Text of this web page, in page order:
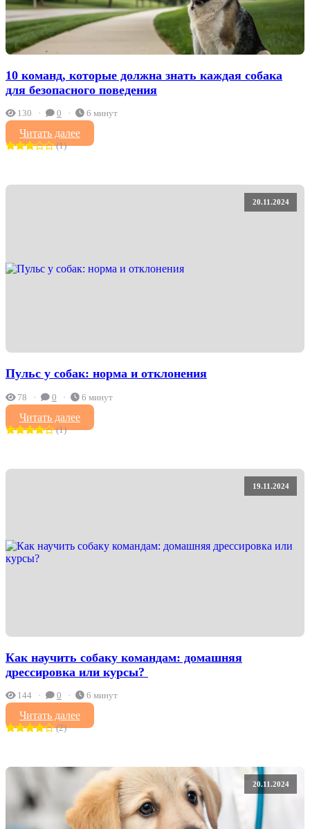
10 команд, которые должна знать каждая собака
для безопасного поведения
130 0 6 минут
Читать далее
(1)
20.11.2024
Пульс у собак: норма и отклонения
78 0 6 минут
Читать далее
(1)
19.11.2024
Как научить собаку командам: домашняя
дрессировка или курсы? ‍
144 0 6 минут
Читать далее
(2)
20.11.2024